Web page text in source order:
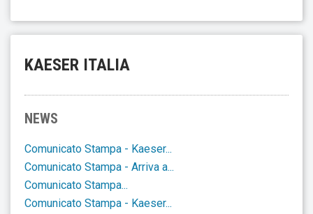
KAESER ITALIA
NEWS
Comunicato Stampa - Kaeser...
Comunicato Stampa - Arriva a...
Comunicato Stampa...
Comunicato Stampa - Kaeser...